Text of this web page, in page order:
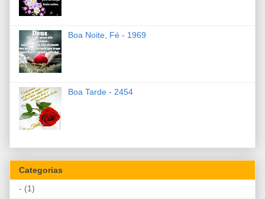
Boa Noite, Fé - 1969
Boa Tarde - 2454
Categorias
- (1)